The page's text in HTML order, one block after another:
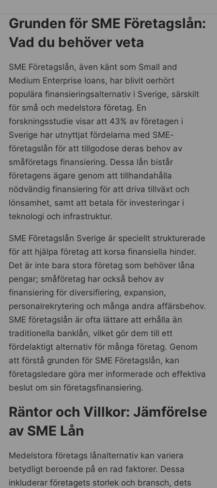
Grunden för SME Företagslån:
Vad du behöver veta
SME Företagslån, även känt som Small and
Medium Enterprise loans, har blivit oerhört
populära finansieringsalternativ i Sverige, särskilt
för små och medelstora företag. En
forskningsstudie visar att 43% av företagen i
Sverige har utnyttjat fördelarna med SME-
företagslån för att tillgodose deras behov av
småföretags finansiering. Dessa lån bistår
företagens ägare genom att tillhandahålla
nödvändig finansiering för att driva tillväxt och
lönsamhet, samt att betala för investeringar i
teknologi och infrastruktur.
SME Företagslån Sverige är speciellt strukturerade
för att hjälpa företag att korsa finansiella hinder.
Det är inte bara stora företag som behöver låna
pengar; småföretag har också behov av
finansiering för diversifiering, expansion,
personalrekrytering och många andra affärsbehov.
SME företagslån är ofta lättare att erhålla än
traditionella banklån, vilket gör dem till ett
fördelaktigt alternativ för många företag. Genom
att förstå grunden för SME Företagslån, kan
företagsledare göra mer informerade och effektiva
beslut om sin företagsfinansiering.
Räntor och Villkor: Jämförelse
av SME Lån
Medelstora företags lånalternativ kan variera
betydligt beroende på en rad faktorer. Dessa
inkluderar företagets storlek och bransch, dets